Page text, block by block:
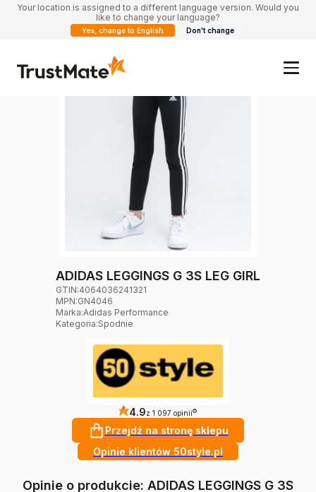
Your location is assigned to a different language version. Would you
like to change your language?
Yes, change to English Don't change
ADIDAS LEGGINGS G 3S LEG GIRL
GTIN:4064036241321
MPN:GN4046
Marka:Adidas Performance
Kategoria:Spodnie
4.9z 1 097 opinii ?
Przejdź na stronę sklepu
Opinie klientów 50style.pl
Opinie o produkcie: ADIDAS LEGGINGS G 3S